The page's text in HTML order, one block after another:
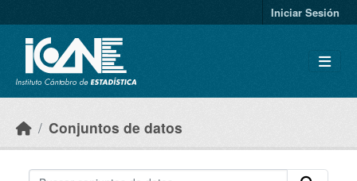
Iniciar Sesión
Conjuntos de datos